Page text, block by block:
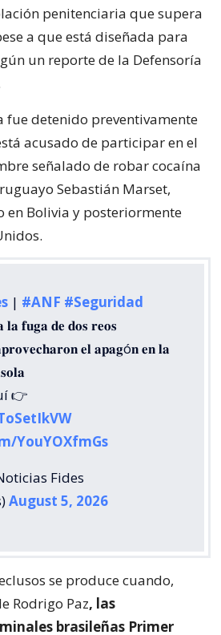
penitenciaria que supera
a que está diseñada para
un reporte de la Defensoría
fue detenido preventivamente
acusado de participar en el
señalado de robar cocaína
Sebastián Marset,
en Bolivia y posteriormente
| #ANF #Seguridad
𝐥𝐚 𝐟𝐮𝐠𝐚 𝐝𝐞 𝐝𝐨𝐬 𝐫𝐞𝐨𝐬
𝐞𝐥 𝐚𝐩𝐚𝐠ó𝐧 𝐞𝐧 𝐥𝐚
👉
YouYOXfmGs
Fides
August 5, 2026
se produce cuando,
Rodrigo Paz, las
brasileñas Primer